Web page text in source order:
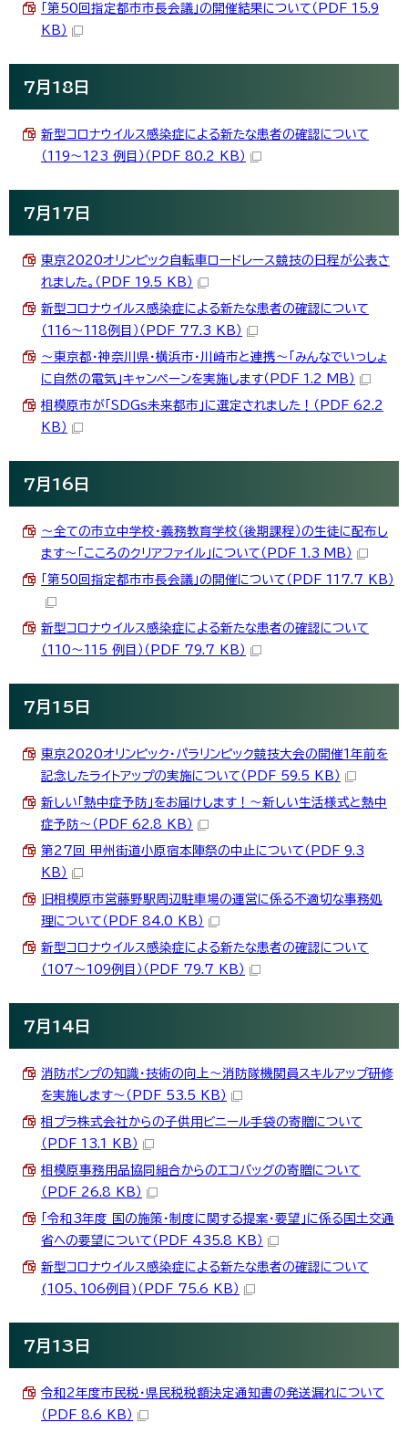
「第50回指定都市市長会議」の開催結果について（PDF 15.9
KB）
7月18日
新型コロナウイルス感染症による新たな患者の確認について
（119～123 例目）（PDF 80.2 KB）
7月17日
東京2020オリンピック自転車ロードレース競技の日程が公表さ
れました。（PDF 19.5 KB）
新型コロナウイルス感染症による新たな患者の確認について
（116～118例目）（PDF 77.3 KB）
～東京都・神奈川県・横浜市・川崎市と連携～「みんなでいっしょ
に自然の電気」キャンペーンを実施します（PDF 1.2 MB）
相模原市が「SDGs未来都市」に選定されました！（PDF 62.2
KB）
7月16日
～全ての市立中学校・義務教育学校（後期課程）の生徒に配布し
ます～「こころのクリアファイル」について（PDF 1.3 MB）
「第50回指定都市市長会議」の開催について（PDF 117.7 KB）
新型コロナウイルス感染症による新たな患者の確認について
（110～115 例目）（PDF 79.7 KB）
7月15日
東京2020オリンピック・パラリンピック競技大会の開催1年前を
記念したライトアップの実施について（PDF 59.5 KB）
新しい「熱中症予防」をお届けします！～新しい生活様式と熱中
症予防～（PDF 62.8 KB）
第27回 甲州街道小原宿本陣祭の中止について（PDF 9.3
KB）
旧相模原市営藤野駅周辺駐車場の運営に係る不適切な事務処
理について（PDF 84.0 KB）
新型コロナウイルス感染症による新たな患者の確認について
（107～109例目）（PDF 79.7 KB）
7月14日
消防ポンプの知識・技術の向上～消防隊機関員スキルアップ研修
を実施します～（PDF 53.5 KB）
相プラ株式会社からの子供用ビニール手袋の寄贈について
（PDF 13.1 KB）
相模原事務用品協同組合からのエコバッグの寄贈について
（PDF 26.8 KB）
「令和3年度 国の施策・制度に関する提案・要望」に係る国土交通
省への要望について（PDF 435.8 KB）
新型コロナウイルス感染症による新たな患者の確認について
(105、106例目)（PDF 75.6 KB）
7月13日
令和2年度市民税・県民税税額決定通知書の発送漏れについて
（PDF 8.6 KB）